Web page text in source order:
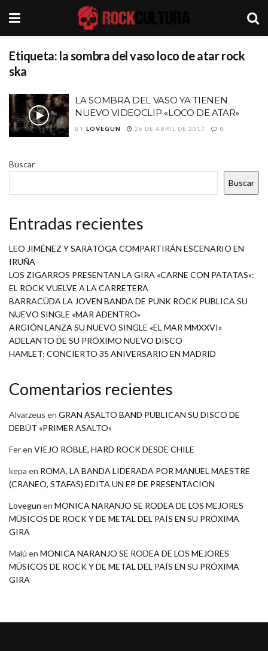
Etiqueta: la sombra del vaso loco de atar rock
ska
LA SOMBRA DEL VASO YA TIENEN
NUEVO VIDEOCLIP «LOCO DE ATAR»
BY LOVEGUN 26 DE ABRIL DE 2017 0
Buscar
Buscar
Entradas recientes
LEO JIMÉNEZ Y SARATOGA COMPARTIRÁN ESCENARIO EN
IRUÑA
LOS ZIGARROS PRESENTAN LA GIRA «CARNE CON PATATAS»:
EL ROCK VUELVE A LA CARRETERA
BARRACÜDA LA JOVEN BANDA DE PUNK ROCK PUBLICA SU
NUEVO SINGLE «MAR ADENTRO»
ARGIÓN LANZA SU NUEVO SINGLE «EL MAR MMXXVI»
ADELANTO DE SU PRÓXIMO NUEVO DISCO
HAMLET: CONCIERTO 35 ANIVERSARIO EN MADRID
Comentarios recientes
Alvarzeus en GRAN ASALTO BAND PUBLICAN SU DISCO DE
DEBÚT «PRIMER ASALTO»
Feren VIEJO ROBLE, HARD ROCK DESDE CHILE
kepa en ROMA, LA BANDA LIDERADA POR MANUEL MAESTRE
(CRANEO, STAFAS) EDITA UN EP DE PRESENTACION
Lovegun en MONICA NARANJO SE RODEA DE LOS MEJORES
MÚSICOS DE ROCK Y DE METAL DEL PAÍS EN SU PRÓXIMA
GIRA
Malú en MONICA NARANJO SE RODEA DE LOS MEJORES
MÚSICOS DE ROCK Y DE METAL DEL PAÍS EN SU PRÓXIMA
GIRA